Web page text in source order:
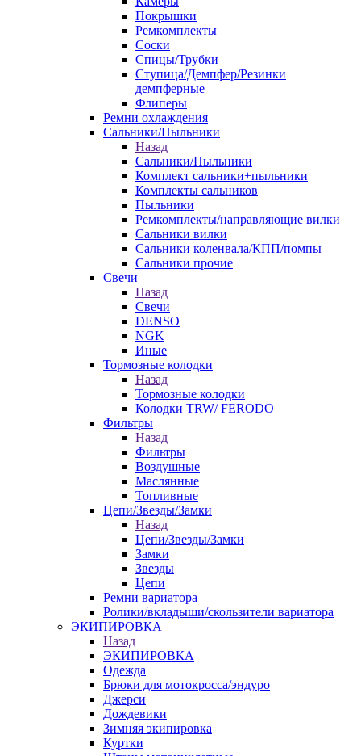
Покрышки
Ремкомплекты
Соски
Спицы/Трубки
Ступица/Демпфер/Резинки
демпферные
Флиперы
Ремни охлаждения
Сальники/Пыльники
Назад
Сальники/Пыльники
Комплект сальники+пыльники
Комплекты сальников
Пыльники
Ремкомплекты/направляющие вилки
Сальники вилки
Сальники коленвала/КПП/помпы
Сальники прочие
Свечи
Назад
Свечи
DENSO
NGK
Иные
Тормозные колодки
Назад
Тормозные колодки
Колодки TRW/ FERODO
Фильтры
Назад
Фильтры
Воздушные
Маслянные
Топливные
Цепи/Звезды/Замки
Назад
Цепи/Звезды/Замки
Замки
Звезды
Цепи
Ремни вариатора
Ролики/вкладыши/скользители вариатора
ЭКИПИРОВКА
Назад
ЭКИПИРОВКА
Одежда
Брюки для мотокросса/эндуро
Джерси
Дождевики
Зимняя экипировка
Куртки